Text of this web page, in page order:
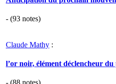
- (93 notes)
Claude Mathy :
l’or noir, élément déclencheur